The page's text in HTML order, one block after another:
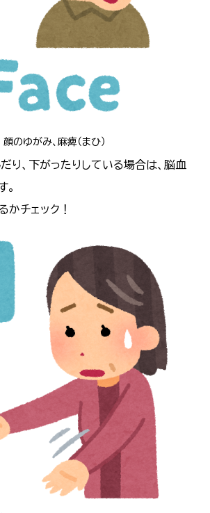
顔のゆがみ、麻痺（まひ）
り、下がったりしている場合は、脳血
。
かチェック！